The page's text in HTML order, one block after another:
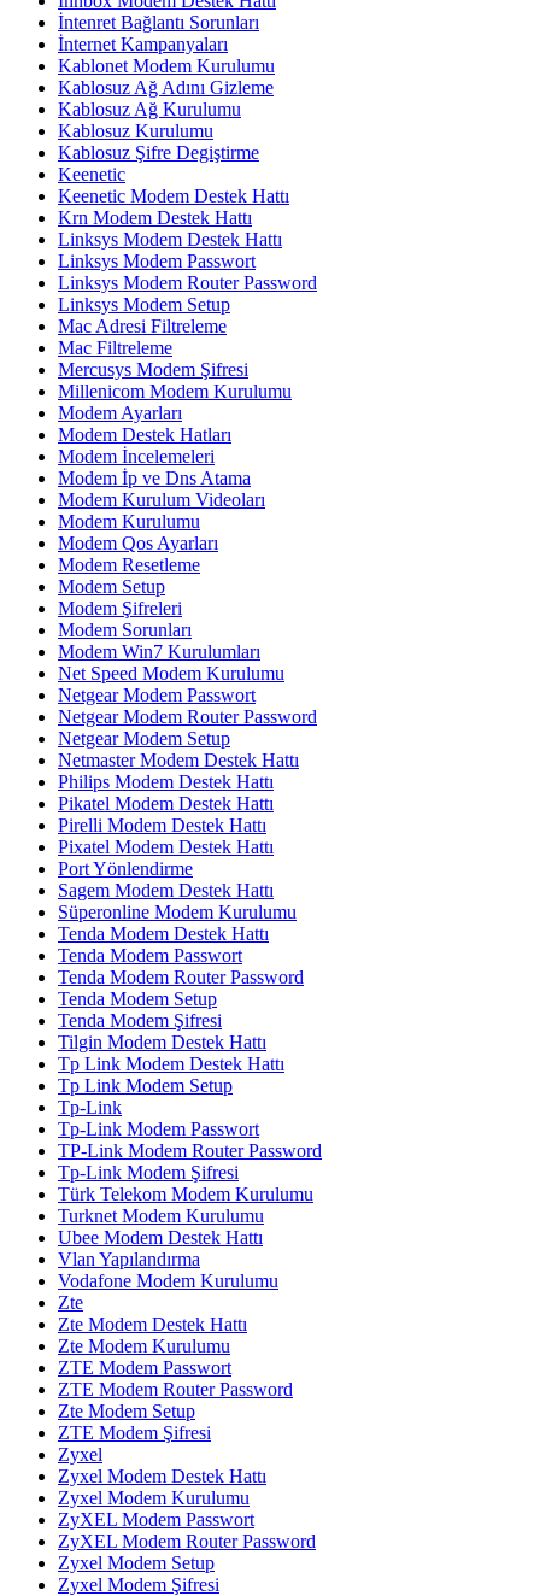
İntenret Bağlantı Sorunları
İnternet Kampanyaları
Kablonet Modem Kurulumu
Kablosuz Ağ Adını Gizleme
Kablosuz Ağ Kurulumu
Kablosuz Kurulumu
Kablosuz Şifre Degiştirme
Keenetic
Keenetic Modem Destek Hattı
Krn Modem Destek Hattı
Linksys Modem Destek Hattı
Linksys Modem Passwort
Linksys Modem Router Password
Linksys Modem Setup
Mac Adresi Filtreleme
Mac Filtreleme
Mercusys Modem Şifresi
Millenicom Modem Kurulumu
Modem Ayarları
Modem Destek Hatları
Modem İncelemeleri
Modem İp ve Dns Atama
Modem Kurulum Videoları
Modem Kurulumu
Modem Qos Ayarları
Modem Resetleme
Modem Setup
Modem Şifreleri
Modem Sorunları
Modem Win7 Kurulumları
Net Speed Modem Kurulumu
Netgear Modem Passwort
Netgear Modem Router Password
Netgear Modem Setup
Netmaster Modem Destek Hattı
Philips Modem Destek Hattı
Pikatel Modem Destek Hattı
Pirelli Modem Destek Hattı
Pixatel Modem Destek Hattı
Port Yönlendirme
Sagem Modem Destek Hattı
Süperonline Modem Kurulumu
Tenda Modem Destek Hattı
Tenda Modem Passwort
Tenda Modem Router Password
Tenda Modem Setup
Tenda Modem Şifresi
Tilgin Modem Destek Hattı
Tp Link Modem Destek Hattı
Tp Link Modem Setup
Tp-Link
Tp-Link Modem Passwort
TP-Link Modem Router Password
Tp-Link Modem Şifresi
Türk Telekom Modem Kurulumu
Turknet Modem Kurulumu
Ubee Modem Destek Hattı
Vlan Yapılandırma
Vodafone Modem Kurulumu
Zte
Zte Modem Destek Hattı
Zte Modem Kurulumu
ZTE Modem Passwort
ZTE Modem Router Password
Zte Modem Setup
ZTE Modem Şifresi
Zyxel
Zyxel Modem Destek Hattı
Zyxel Modem Kurulumu
ZyXEL Modem Passwort
ZyXEL Modem Router Password
Zyxel Modem Setup
Zyxel Modem Şifresi